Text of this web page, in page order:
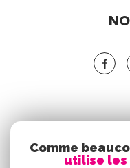
Comme
utilise les